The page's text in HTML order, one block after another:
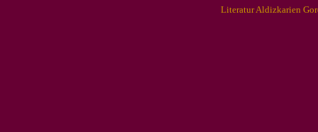
Literatur Aldizkarien